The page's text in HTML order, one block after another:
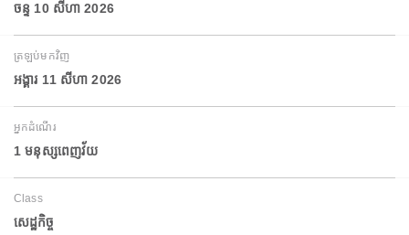
ចន្ទ 10 សីហា 2026
ត្រឡប់មកវិញ
អង្គារ 11 សីហា 2026
អ្នកដំណើរ
1 មនុស្សពេញវ័យ
Class
សេដ្ឋកិច្ច